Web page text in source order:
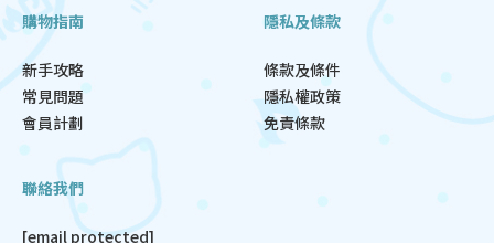
購物指南
新手攻略
常見問題
會員計劃
隱私及條款
條款及條件
隱私權政策
免責條款
聯絡我們
[email protected]